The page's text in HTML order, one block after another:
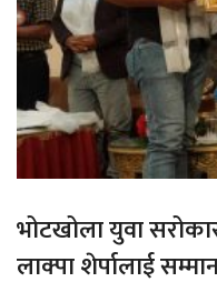
भोटखोला युवा
लाक्पा शेर्पालाई